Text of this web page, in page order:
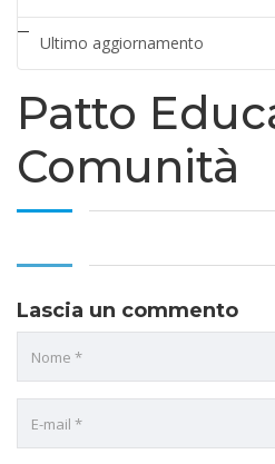
Ultimo aggiornamento
Patto
Comunità
Lascia un commento